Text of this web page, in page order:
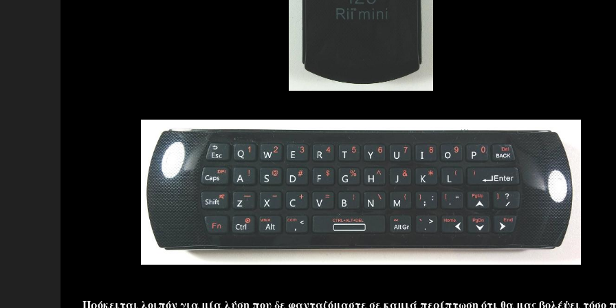
Πρόκειται λοιπόν για μία λύση που δε φανταζόμαστε σε καμιά περίπτωση ότι θα μας βολέψει τόσο